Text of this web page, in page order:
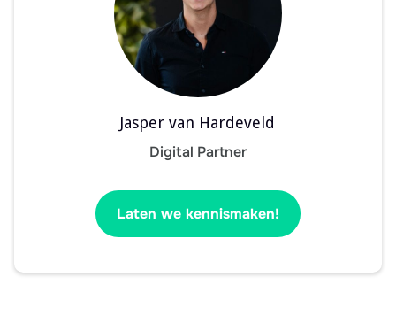
Jasper van Hardeveld
Digital Partner
Laten we kennismaken!